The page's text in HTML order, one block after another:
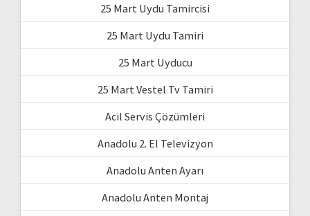
25 Mart Uydu Tamircisi
25 Mart Uydu Tamiri
25 Mart Uyducu
25 Mart Vestel Tv Tamiri
Acil Servis Çözümleri
Anadolu 2. El Televizyon
Anadolu Anten Ayarı
Anadolu Anten Montaj